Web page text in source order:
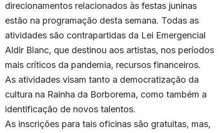
direcionamentos relacionados às festas juninas
estão na programação desta semana. Todas as
atividades são contrapartidas da Lei Emergencial
Aldir Blanc, que destinou aos artistas, nos períodos
mais críticos da pandemia, recursos financeiros.
As atividades visam tanto a democratização da
cultura na Rainha da Borborema, como também a
identificação de novos talentos.
As inscrições para tais oficinas são gratuitas, mas,